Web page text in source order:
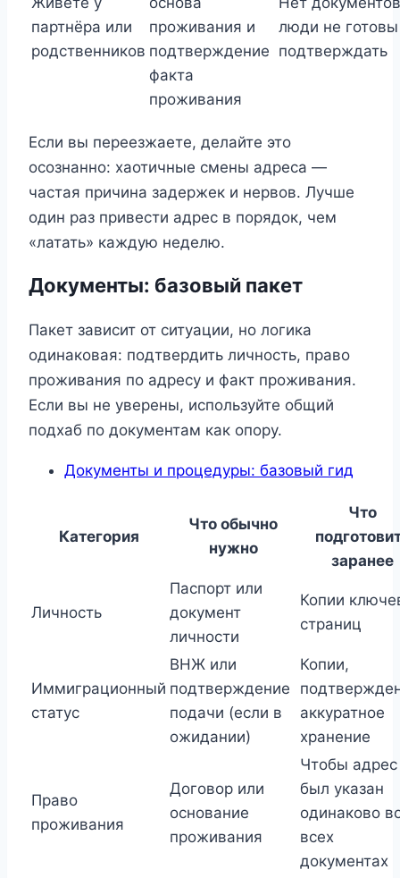
партнёра или
родственников
проживания и
подтверждение
факта
проживания
люди не готовы
подтверждать
Если вы переезжаете, делайте это
осознанно: хаотичные смены адреса —
частая причина задержек и нервов. Лучше
один раз привести адрес в порядок, чем
«латать» каждую неделю.
Документы: базовый пакет
Пакет зависит от ситуации, но логика
одинаковая: подтвердить личность, право
проживания по адресу и факт проживания.
Если вы не уверены, используйте общий
подхаб по документам как опору.
Документы и процедуры: базовый гид
Категория
Что обычно
нужно
Что
заранее
Личность
Паспорт или
документ
личности
Копии
страниц
Иммиграционный
статус
ВНЖ или
подтверждение
подачи (если в
ожидании)
Копии,
аккуратное
хранение
Право
проживания
Договор или
основание
проживания
Чтобы адрес
был указан
одинаково
всех
документах